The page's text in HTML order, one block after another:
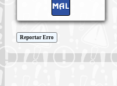
Reportar Erro